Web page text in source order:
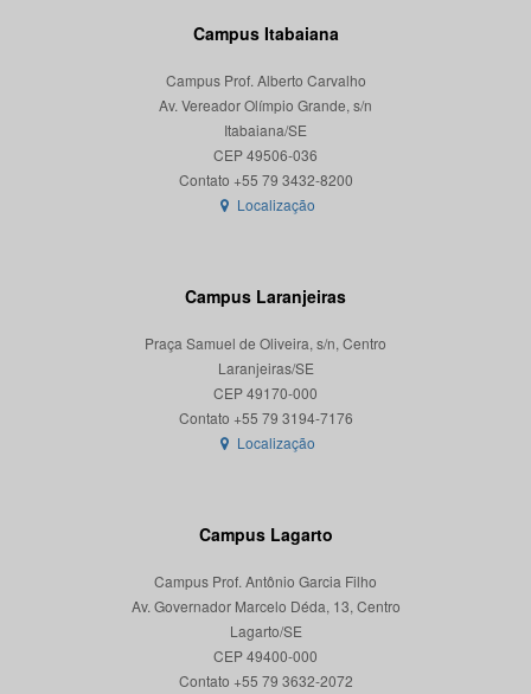
Campus Itabaiana
Campus Prof. Alberto Carvalho
Av. Vereador Olímpio Grande, s/n
Itabaiana/SE
CEP 49506-036
Localização
Campus Laranjeiras
Praça Samuel de Oliveira, s/n, Centro
Laranjeiras/SE
CEP 49170-000
Localização
Campus Lagarto
Campus Prof. Antônio Garcia Filho
Av. Governador Marcelo Déda, 13, Centro
Lagarto/SE
CEP 49400-000